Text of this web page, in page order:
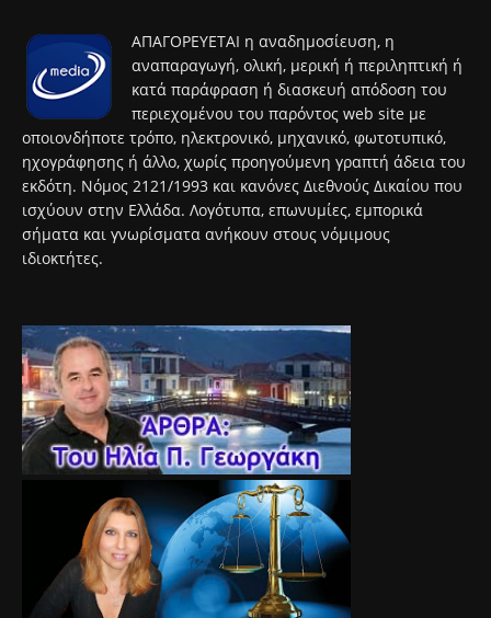
ΑΠΑΓΟΡΕΥΕΤΑΙ η αναδημοσίευση, η
αναπαραγωγή, ολική, μερική ή περιληπτική ή
κατά παράφραση ή διασκευή απόδοση του
περιεχομένου του παρόντος web site με
οποιονδήποτε τρόπο, ηλεκτρονικό, μηχανικό, φωτοτυπικό,
ηχογράφησης ή άλλο, χωρίς προηγούμενη γραπτή άδεια του
εκδότη. Νόμος 2121/1993 και κανόνες Διεθνούς Δικαίου που
ισχύουν στην Ελλάδα. Λογότυπα, επωνυμίες, εμπορικά
σήματα και γνωρίσματα ανήκουν στους νόμιμους
ιδιοκτήτες.